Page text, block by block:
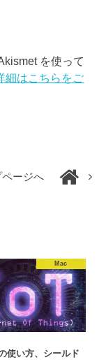
を使って
細はこちらをご
ページへ
Mac
使い方、シールド